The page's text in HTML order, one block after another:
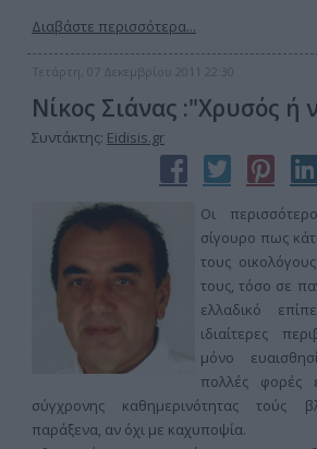
Διαβάστε περισσότερα...
Τετάρτη, 07 Δεκεμβρίου 2011 22:30
Νίκος Σιάνας :"Χρυσός ή
Συντάκτης: Eidisis.gr
Οι
σίγουρο πως
τους
τους, τόσο σε
ελλαδικό
ιδιαίτερες
μόνο
πολλές φορές
σύγχρονης καθημερινότητας τούς
παράξενα, αν όχι με καχυποψία.